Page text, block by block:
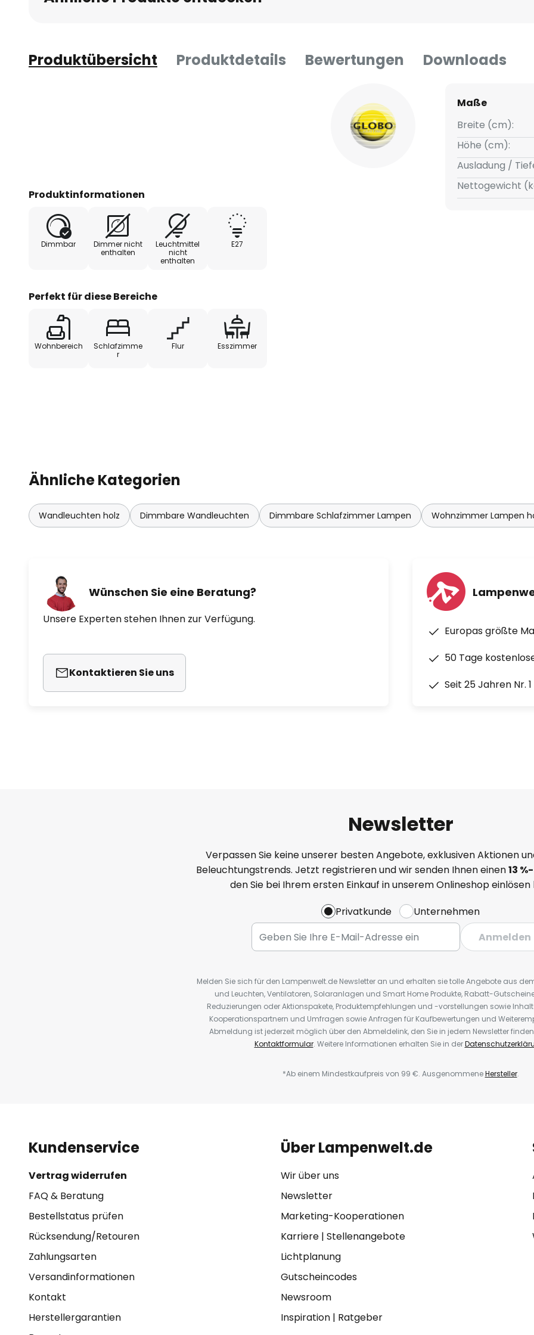
Produktübersicht Produktdetails Bewertungen Downloads
Produktinformationen
Dimmbar
Dimmer nicht
enthalten
Leuchtmittel
nicht
enthalten
E27
Perfekt für diese Bereiche
Wohnbereich
Schlafzimme
r
Flur Esszimmer
Maße
Breite (cm):
Höhe (cm):
Ausladung /
Nettogewicht
Ähnliche Kategorien
Wandleuchten holz Dimmbare Wandleuchten Dimmbare Schlafzimmer Lampen Wohnzimmer Lampen
Wünschen Sie eine Beratung?
Unsere Experten stehen Ihnen zur Verfügung.
Kontaktieren Sie uns
Europas größte
50 Tage
Seit 25 Jahren Nr.
Newsletter
Verpassen Sie keine unserer besten Angebote, exklusiven Aktionen
Beleuchtungstrends. Jetzt registrieren und wir senden Ihnen einen13 %
den Sie bei Ihrem ersten Einkauf in unserem Onlineshop
Privatkunde
Unternehmen
Anmelden
Melden Sie sich für den Lampenwelt.de Newsletter an und erhalten sie tolle Angebote aus
und Leuchten, Ventilatoren, Solaranlagen und Smart Home Produkte, Rabatt-
Reduzierungen oder Aktionspakete, Produktempfehlungen und -vorstellungen sowie
Kooperationspartnern und Umfragen sowie Anfragen für Kaufbewertungen und
Abmeldung ist jederzeit möglich über den Abmeldelink, den Sie in jedem Newsletter
Kontaktformular. Weitere Informationen erhalten Sie in der
*Ab einem Mindestkaufpreis von 99 €. AusgenommeneHersteller.
Kundenservice
Vertrag widerrufen
FAQ & Beratung
Bestellstatus prüfen
Rücksendung/Retouren
Zahlungsarten
Versandinformationen
Kontakt
Herstellergarantien
Über Lampenwelt.de
Wir über uns
Newsletter
Marketing-Kooperationen
Karriere| Stellenangebote
Lichtplanung
Gutscheincodes
Newsroom
Inspiration| Ratgeber